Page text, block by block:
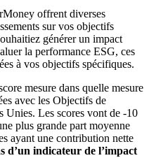
offrent diverses
sur vos objectifs
générer un impact
la performance ESG, ces
à vos objectifs spécifiques.
mesure dans quelle mesure
avec les Objectifs de
Unies. Les scores vont de -10
plus grande part moyenne
ayant une contribution nette
d’un indicateur de l’impact